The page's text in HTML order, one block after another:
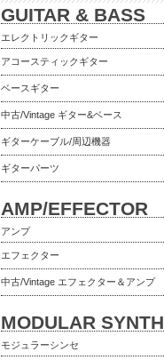
GUITAR & BASS
エレクトリックギター
アコースティックギター
ベースギター
中古/Vintage ギター&ベース
ギターケーブル/周辺機器
ギターパーツ
AMP/EFFECTOR
アンプ
エフェクター
中古/Vintage エフェクター＆アンプ
MODULAR SYNTH
モジュラーシンセ